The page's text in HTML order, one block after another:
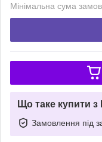
Мінімальна сума
Що таке купити
Замовлення під